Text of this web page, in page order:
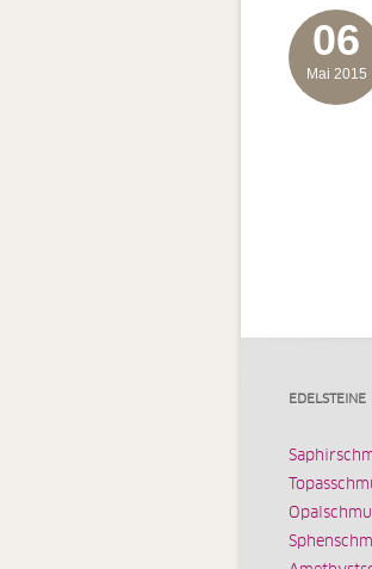
06
Mai 2015
EDELSTEINE